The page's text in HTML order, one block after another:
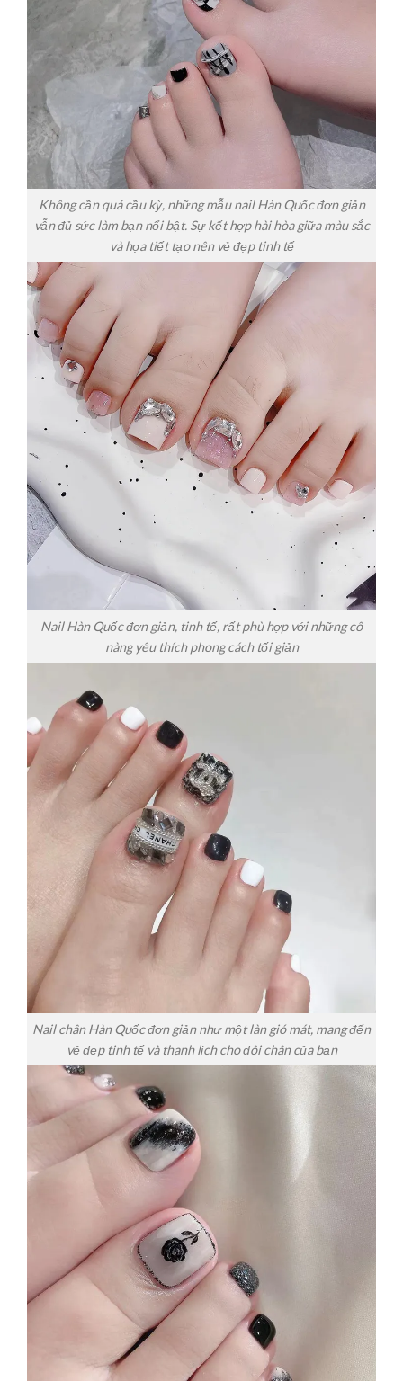
Không cần quá cầu kỳ, những mẫu nail Hàn Quốc đơn giản
vẫn đủ sức làm bạn nổi bật. Sự kết hợp hài hòa giữa màu sắc
và họa tiết tạo nên vẻ đẹp tinh tế
Nail Hàn Quốc đơn giản, tinh tế, rất phù hợp với những cô
nàng yêu thích phong cách tối giản
Nail chân Hàn Quốc đơn giản như một làn gió mát, mang đến
vẻ đẹp tinh tế và thanh lịch cho đôi chân của bạn